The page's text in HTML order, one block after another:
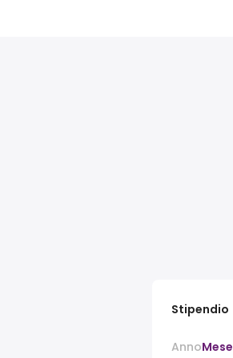
Stipendio
AnnoMese